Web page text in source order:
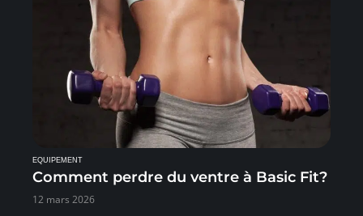
EQUIPEMENT
Comment perdre du ventre à Basic Fit?
12 mars 2026